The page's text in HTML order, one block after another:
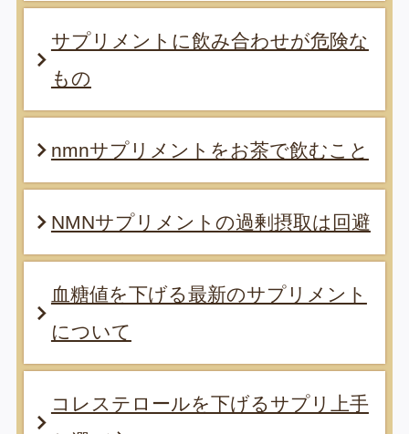
サプリメントに飲み合わせが危険な
もの
nmnサプリメントをお茶で飲むこと
NMNサプリメントの過剰摂取は回避
血糖値を下げる最新のサプリメント
について
コレステロールを下げるサプリ上手